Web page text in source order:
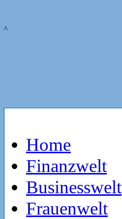
^
Home
Finanzwelt
Businesswelt
Frauenwelt